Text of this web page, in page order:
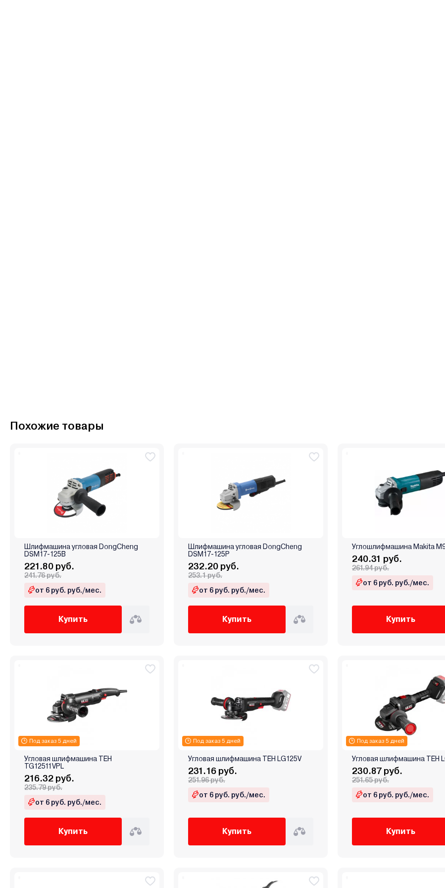
Похожие товары
Шлифмашина угловая DongCheng
DSM17-125B
221.80 руб.
241.76 руб.
от 6 руб. руб./мес.
Купить
Шлифмашина угловая DongCheng
DSM17-125P
232.20 руб.
253.1 руб.
от 6 руб. руб./мес.
Купить
Углошлифмашина Makita
240.31 руб.
261.94 руб.
от 6 руб. руб./мес.
Купить
Под заказ 5 дней
Угловая шлифмашина TEH
TG12511VPL
216.32 руб.
235.79 руб.
от 6 руб. руб./мес.
Купить
Под заказ 5 дней
Угловая шлифмашина TEH LG125V
231.16 руб.
251.96 руб.
от 6 руб. руб./мес.
Купить
Под заказ 5 дней
Угловая шлифмашина TEH
230.87 руб.
251.65 руб.
от 6 руб. руб./мес.
Купить